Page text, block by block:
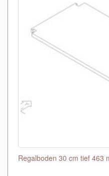
Regalboden 30 cm tief 463